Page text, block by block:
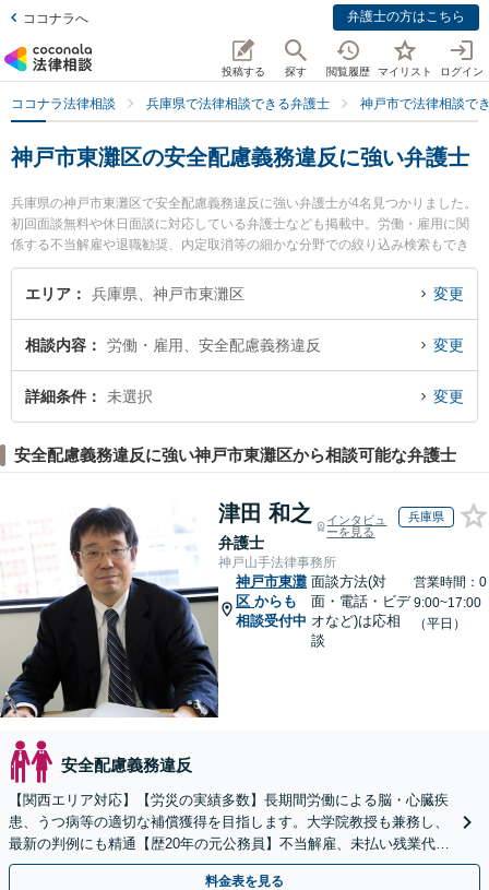
ココナラへ 弁護士の方はこちら
投稿する 探す 閲覧履歴 マイリスト ログイン
ココナラ法律相談 兵庫県で法律相談できる弁護士 神戸市で法律相談で
神戸市東灘区の安全配慮義務違反に強い弁護士
兵庫県の神戸市東灘区で安全配慮義務違反に強い弁護士が4名見つかりました。
初回面談無料や休日面談に対応している弁護士なども掲載中。労働・雇用に関
係する不当解雇や退職勧奨、内定取消等の細かな分野での絞り込み検索もでき
便利です。特に山の手法律事務所の木島 裕介弁護士や力新堂法律事務所の伊藤
英明弁護士、やまだ法律事務所の山田 耕平弁護士のプロフィール情報や弁護士
違反のトラブル解決の実績豊富な近くの弁護士を検索したい』『初回相談無料
で安全配慮義務違反を法律相談できる神戸市東灘区内の弁護士に相談予約した
い』などでお困りの相談者さんにおすすめです。
エリア 兵庫県、神戸市東灘区 変更
相談内容 労働・雇用、安全配慮義務違反 変更
詳細条件 未選択 変更
安全配慮義務違反に強い神戸市東灘区から相談可能な弁護士
津田 和之
弁護士
インタビュ
ーを見る
兵庫県
神戸山手法律事務所
神戸市東灘
区 からも
相談受付中
面談方法(対
面・電話・ビデ
オなど)は応相
談
営業時間：0
9:00~17:00
（平日）
安全配慮義務違反
【関西エリア対応】【労災の実績多数】長期間労働による脳・心臓疾
患、うつ病等の適切な補償獲得を目指します。大学院教授も兼務し、
最新の判例にも精通【歴20年の元公務員】不当解雇、未払い残業代
等、労働者の立場から親身にサポート【初回相談無料】
料金表を見る